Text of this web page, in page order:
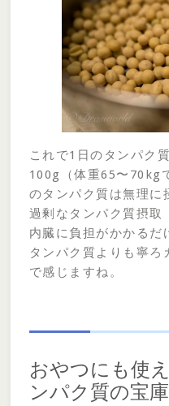
これで1日のタンパク
100g（体重65〜70kg
のタンパク質は無理に
過剰なタンパク質摂取
内臓に負担がかかるだ
タンパク質よりも寧ろ
で感じますね。
おやつにも使
ンパク質の宝庫